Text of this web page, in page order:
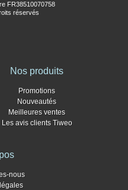
FR38510070758
réservés
Nos produits
Promotions
Nouveautés
Meilleures ventes
Les avis clients Tiweo
nous